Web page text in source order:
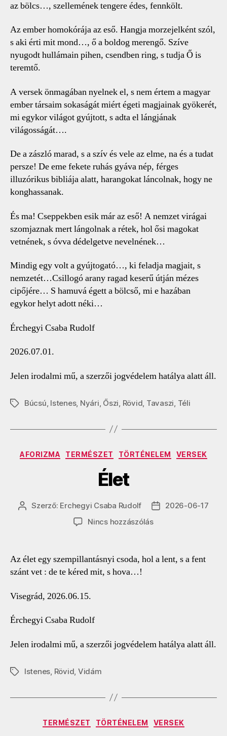
az bölcs…, szellemének tengere édes, fennkölt.
Az ember homokórája az eső. Hangja morzejelként szól,
s aki érti mit mond…, ő a boldog merengő. Szíve
nyugodt hullámain pihen, csendben ring, s tudja Ő is
teremtő.
A versek önmagában nyelnek el, s nem értem a magyar
ember társaim sokaságát miért égeti magjainak gyökerét,
mi egykor világot gyújtott, s adta el lángjának
világosságát….
De a zászló marad, s a szív és vele az elme, na és a tudat
persze! De eme fekete ruhás gyáva nép, férges
illuzórikus bibliája alatt, harangokat láncolnak, hogy ne
konghassanak.
És ma! Cseppekben esik már az eső! A nemzet virágai
szomjaznak mert lángolnak a rétek, hol ősi magokat
vetnének, s óvva dédelgetve nevelnének…
Mindig egy volt a gyújtogató…, ki feladja magjait, s
nemzetét…Csillogó arany ragad keserű útján mézes
cipőjére… S hamuvá égett a bölcső, mi e hazában
egykor helyt adott néki…
Érchegyi Csaba Rudolf
2026.07.01.
Jelen irodalmi mű, a szerzői jogvédelem hatálya alatt áll.
CímkékBúcsú Istenes, Nyári Őszi Rövid Tavaszi Téli
Kategóriák
AFORIZMA TERMÉSZET TÖRTÉNELEM VERSEK
Élet
Bejegyzés
Szerző: Erchegyi Csaba Rudolf
Bejegyzés
2026-06-17
Nincs hozzászólása(z)
Az élet egy szempillantásnyi csoda, hol a lent, s a fent
szánt vet : de te kéred mit, s hova…!
Visegrád, 2026.06.15.
Érchegyi Csaba Rudolf
Jelen irodalmi mű, a szerzői jogvédelem hatálya alatt áll.
CímkékIstenes Rövid Vidám
Kategóriák
TERMÉSZET TÖRTÉNELEM VERSEK